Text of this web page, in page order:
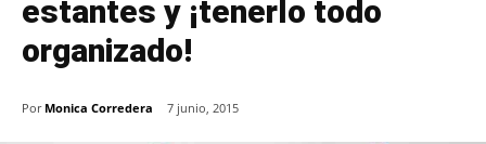
estantes y ¡tenerlo todo
organizado!
Por Monica Corredera 7 junio, 2015